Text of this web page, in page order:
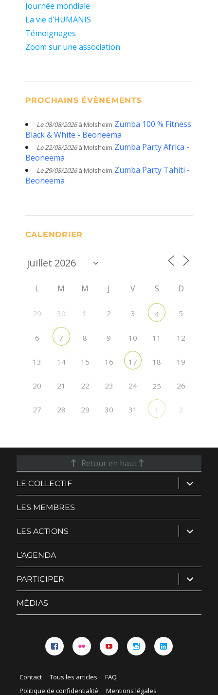
Journée mondiale
La vie d’HUMANIS
Témoignages
Zoom sur une association
PROCHAINS ÉVÈNEMENTS
Le 08/08/2026à Molsheim Zumba 100 % Fitness
Black & White - Beoneema
Le 22/08/2026à Molsheim Zumba Party Africa -
Beoneema
Le 29/08/2026à Molsheim Zumba Party Tahiti -
Beoneema
CALENDRIER
L M M J V S D
29 30 1 2 3 4 5
6 7 8 9 10 11 12
13 14 15 16 17 18 19
20 21 22 23 24 25 26
27 28 29 30 31 1 2
Retour en haut
LE COLLECTIF ouvrir
le
sous-
LES MEMBRES
LES ACTIONS ouvrir
le
sous-
L’AGENDA
PARTICIPER ouvrir
le
sous-
MÉDIAS
Contact Tous les articles
FAQ
Politique de confidentialité
Mentions légales